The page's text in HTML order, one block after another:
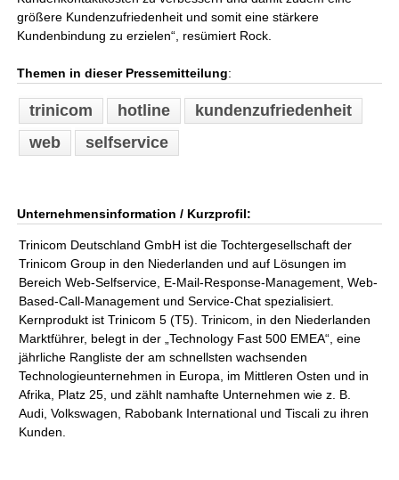
größere Kundenzufriedenheit und somit eine stärkere
Kundenbindung zu erzielen“, resümiert Rock.
Themen in dieser Pressemitteilung:
trinicom hotline
kundenzufriedenheit
web
selfservice
Unternehmensinformation / Kurzprofil:
Trinicom Deutschland GmbH ist die Tochtergesellschaft der
Trinicom Group in den Niederlanden und auf Lösungen im
Bereich Web-Selfservice, E-Mail-Response-Management, Web-
Based-Call-Management und Service-Chat spezialisiert.
Kernprodukt ist Trinicom 5 (T5). Trinicom, in den Niederlanden
Marktführer, belegt in der „Technology Fast 500 EMEA“, eine
jährliche Rangliste der am schnellsten wachsenden
Technologieunternehmen in Europa, im Mittleren Osten und in
Afrika, Platz 25, und zählt namhafte Unternehmen wie z. B.
Audi, Volkswagen, Rabobank International und Tiscali zu ihren
Kunden.